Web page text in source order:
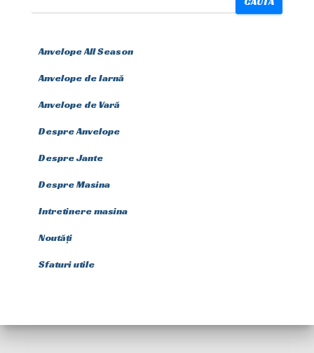
Anvelope All Season
Anvelope de Iarnă
Anvelope de Vară
Despre Anvelope
Despre Jante
Despre Masina
Intretinere masina
Noutăți
Sfaturi utile